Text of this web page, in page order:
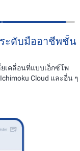
พื้นที่การซื้อข
บัญชี MetaTrader 4